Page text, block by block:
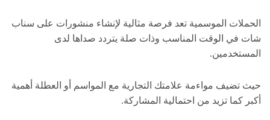
الحملات الموسمية تعد فرصة مثالية لإنشاء منشورات على سناب
شات في الوقت المناسب وذات صلة يتردد صداها لدى
المستخدمين.
حيث تضيف مواءمة علامتك التجارية مع المواسم أو العطلة أهمية
أكبر كما تزيد من احتمالية المشاركة.